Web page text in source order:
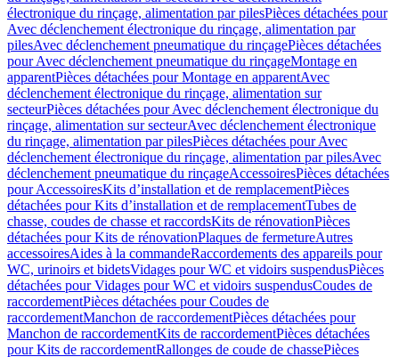
électronique du rinçage, alimentation par pilesPièces détachées pour
Avec déclenchement électronique du rinçage, alimentation par
pilesAvec déclenchement pneumatique du rinçagePièces détachées
pour Avec déclenchement pneumatique du rinçageMontage en
apparentPièces détachées pour Montage en apparentAvec
déclenchement électronique du rinçage, alimentation sur
secteurPièces détachées pour Avec déclenchement électronique du
rinçage, alimentation sur secteurAvec déclenchement électronique
du rinçage, alimentation par pilesPièces détachées pour Avec
déclenchement électronique du rinçage, alimentation par pilesAvec
déclenchement pneumatique du rinçageAccessoiresPièces détachées
pour AccessoiresKits d’installation et de remplacementPièces
détachées pour Kits d’installation et de remplacementTubes de
chasse, coudes de chasse et raccordsKits de rénovationPièces
détachées pour Kits de rénovationPlaques de fermetureAutres
accessoiresAides à la commandeRaccordements des appareils pour
WC, urinoirs et bidetsVidages pour WC et vidoirs suspendusPièces
détachées pour Vidages pour WC et vidoirs suspendusCoudes de
raccordementPièces détachées pour Coudes de
raccordementManchon de raccordementPièces détachées pour
Manchon de raccordementKits de raccordementPièces détachées
pour Kits de raccordementRallonges de coude de chassePièces